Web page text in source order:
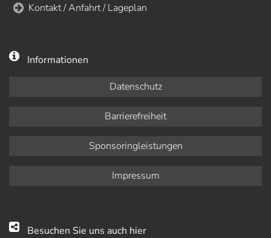
Kontakt / Anfahrt / Lageplan
Informationen
Datenschutz
Barrierefreiheit
Sponsoringleistungen
Impressum
Besuchen Sie uns auch hier